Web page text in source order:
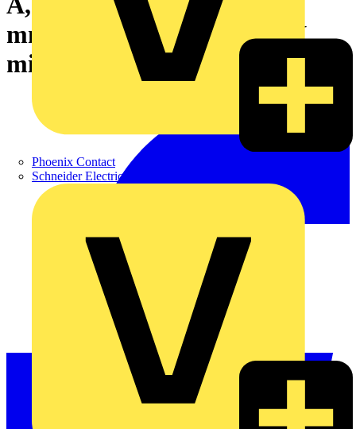
Phoenix Contact
Schneider Electric
mm², Polzahl: 42, PUSH IN
mit Betätigungselement, Box